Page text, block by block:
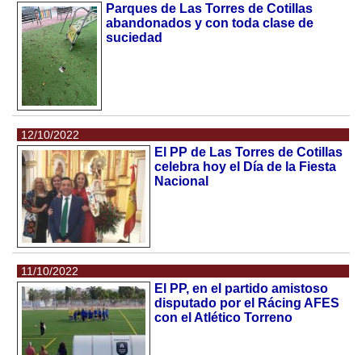
Parques de Las Torres de Cotillas
abandonados y con toda clase de
suciedad
12/10/2022
El PP de Las Torres de Cotillas
celebra hoy el Día de la Fiesta
Nacional
11/10/2022
El PP, en el partido amistoso
disputado por el Rácing AFES
con el Atlético Torreno